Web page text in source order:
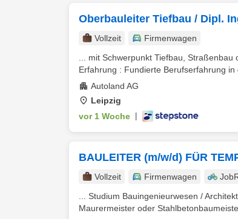
Oberbauleiter Tiefbau / Dipl.
Vollzeit
Firmenwagen
... mit Schwerpunkt Tiefbau,
Erfahrung : Fundierte Berufserfahrung in
Autoland AG
Leipzig
vor 1 Woche
BAULEITER (m/w/d) FÜR
Vollzeit Firmenwagen
... Studium Bauingenieurwesen /
Maurermeister oder